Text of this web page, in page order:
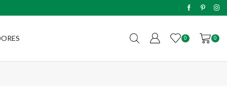
Envíos sin cargo a todo el país
0 0